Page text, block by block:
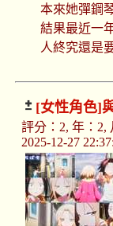
本來她彈鋼
結果最近一
人終究還是
[女性角色]
評分：2, 年：2,
2025-12-27